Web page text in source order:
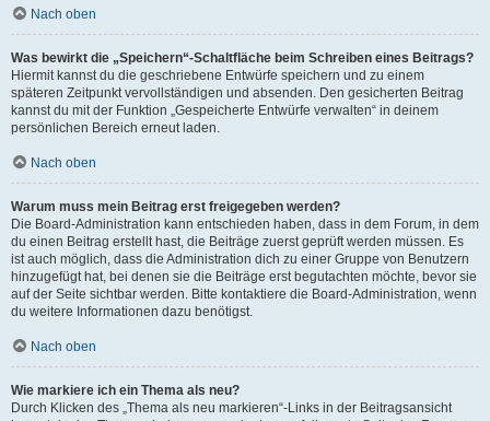
Nach oben
Was bewirkt die „Speichern“-Schaltfläche beim Schreiben eines Beitrags?
Hiermit kannst du die geschriebene Entwürfe speichern und zu einem
späteren Zeitpunkt vervollständigen und absenden. Den gesicherten Beitrag
kannst du mit der Funktion „Gespeicherte Entwürfe verwalten“ in deinem
persönlichen Bereich erneut laden.
Nach oben
Warum muss mein Beitrag erst freigegeben werden?
Die Board-Administration kann entschieden haben, dass in dem Forum, in dem
du einen Beitrag erstellt hast, die Beiträge zuerst geprüft werden müssen. Es
ist auch möglich, dass die Administration dich zu einer Gruppe von Benutzern
hinzugefügt hat, bei denen sie die Beiträge erst begutachten möchte, bevor sie
auf der Seite sichtbar werden. Bitte kontaktiere die Board-Administration, wenn
du weitere Informationen dazu benötigst.
Nach oben
Wie markiere ich ein Thema als neu?
Durch Klicken des „Thema als neu markieren“-Links in der Beitragsansicht